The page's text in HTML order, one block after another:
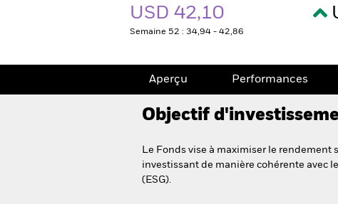
USD 42,10
Semaine 52 : 34,94 - 42,86
Aperçu Performances
Objectif
Le Fonds vise à maximiser le
investissant de manière cohérente avec
(ESG).